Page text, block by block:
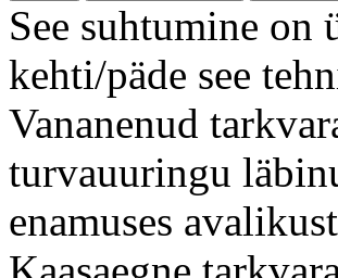
See suhtumine on
kehti/päde see
Vananenud
turvauuringu
enamuses